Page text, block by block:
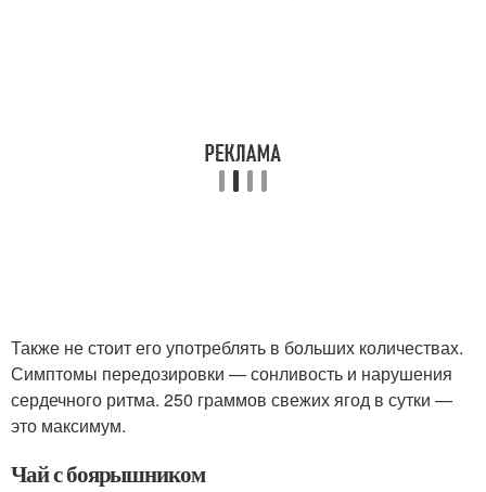
Также не стоит его употреблять в больших количествах.
Симптомы передозировки — сонливость и нарушения
сердечного ритма. 250 граммов свежих ягод в сутки —
это максимум.
Чай с боярышником